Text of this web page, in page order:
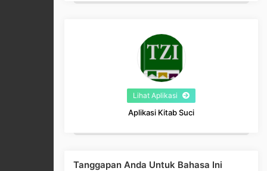
Lihat Aplikasi
Aplikasi Kitab Suci
Tanggapan Anda Untuk Bahasa Ini